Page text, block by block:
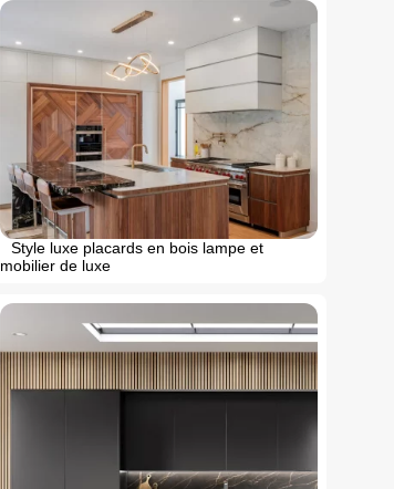
Style luxe placards en bois lampe et
mobilier de luxe